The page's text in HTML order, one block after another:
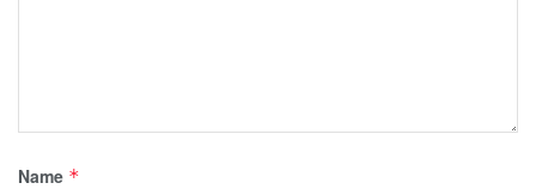
Name *